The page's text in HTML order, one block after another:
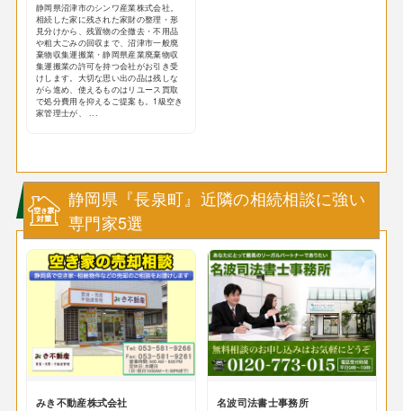
静岡県沼津市のシンワ産業株式会社。
相続した家に残された家財の整理・形
見分けから、残置物の全撤去・不用品
や粗大ごみの回収まで、沼津市一般廃
棄物収集運搬業・静岡県産業廃棄物収
集運搬業の許可を持つ会社がお引き受
けします。大切な思い出の品は残しな
がら進め、使えるものはリユース買取
で処分費用を抑えるご提案も。1級空き
家管理士が、 ...
静岡県『長泉町』近隣の相続相談に強い
専門家5選
みき不動産株式会社 名波司法書士事務所